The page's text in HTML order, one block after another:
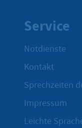
Service
Notdienste
Kontakt
Sprechzeiten
Impressum
Leichte